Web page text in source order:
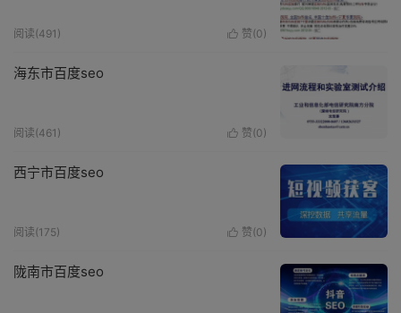
 赞(0)
阅读(491)
海东市百度seo
 赞(0)
阅读(461)
西宁市百度seo
 赞(0)
阅读(175)
陇南市百度seo